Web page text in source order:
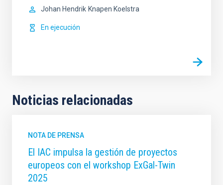
Johan Hendrik Knapen Koelstra
En ejecución
Noticias relacionadas
NOTA DE PRENSA
El IAC impulsa la gestión de proyectos
europeos con el workshop ExGal-Twin
2025